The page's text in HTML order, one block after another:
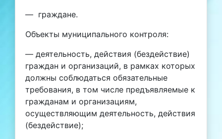
— граждане.
Объекты муниципального контроля:
— деятельность, действия (бездействие)
граждан и организаций, в рамках которых
должны соблюдаться обязательные
требования, в том числе предъявляемые к
гражданам и организациям,
осуществляющим деятельность, действия
(бездействие);